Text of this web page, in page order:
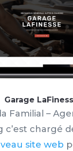
Garage
Familial –
c’est chargé
site web